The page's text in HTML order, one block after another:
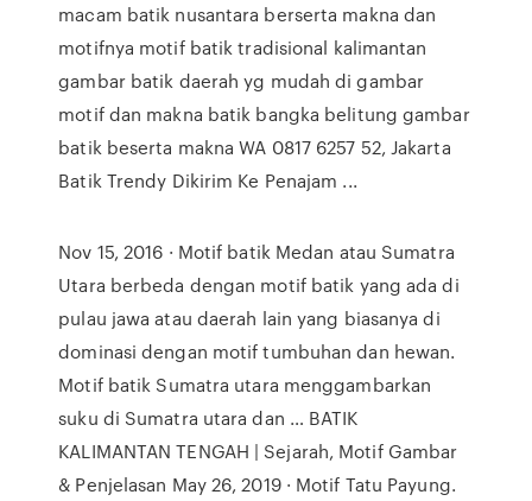
macam batik nusantara berserta makna dan
motifnya motif batik tradisional kalimantan
gambar batik daerah yg mudah di gambar
motif dan makna batik bangka belitung gambar
batik beserta makna WA 0817 6257 52, Jakarta
Batik Trendy Dikirim Ke Penajam ...
Nov 15, 2016 · Motif batik Medan atau Sumatra
Utara berbeda dengan motif batik yang ada di
pulau jawa atau daerah lain yang biasanya di
dominasi dengan motif tumbuhan dan hewan.
Motif batik Sumatra utara menggambarkan
suku di Sumatra utara dan … BATIK
KALIMANTAN TENGAH | Sejarah, Motif Gambar
& Penjelasan May 26, 2019 · Motif Tatu Payung.